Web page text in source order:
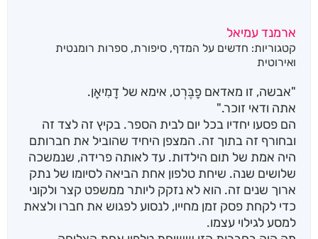
מבוסס על
דירוגים של
לקוחות
ארמנד עמיאל
קטגוריות: חדשים על המדף, סיפורת, ספרות רומנטית
ואירוטית
"אבשה, זו מאדאם פָבֶּרְט, אימא של דָמִיאָן.
אתה ודאי זוכר."
הם פסעו יחדיו בכל יום לבית הספר. בקיץ זה לצד זה
ובחורף זה בתוך זה. המצפן היחיד שהוביל את חברותם
היה אמת של תום הילדות. עד לאותה פרידה, שנמשכה
שלושים שנה. שיחת טלפון אחת הביאה לסיומו של נתק
ארוך שנים זה. הוא לא נזקק ליותר ממשפט קצר ולקוני
כדי לקחת פסק זמן מחייו, לנסוע לפגוש את חברו ולצאת
למסע לגילוי עצמו.